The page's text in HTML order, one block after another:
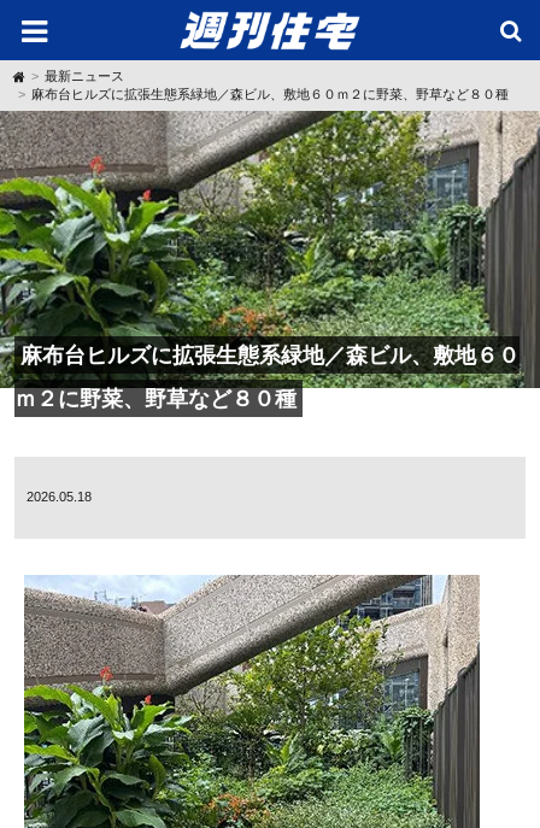
H
o
m
e
最新ニュース
麻布台ヒルズに拡張生態系緑地／森ビル、敷地６０ｍ２に野菜、野草など８０種
麻布台ヒルズに拡張生態系緑地／森ビル、敷地６０
ｍ２に野菜、野草など８０種
2026.05.18